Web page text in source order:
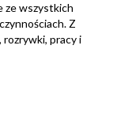
ze wszystkich
Z
rozrywki, pracy i